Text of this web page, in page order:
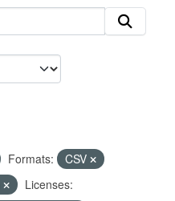
Formats:
CSV
Licenses: